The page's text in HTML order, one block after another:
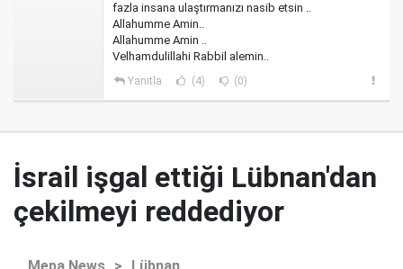
fazla insana ulaştırmanızı nasib etsin ..
Allahumme Amin..
Allahumme Amin ..
Velhamdulillahi Rabbil alemin..
Yanıtla (4) (0)
İsrail işgal ettiği Lübnan'dan
çekilmeyi reddediyor